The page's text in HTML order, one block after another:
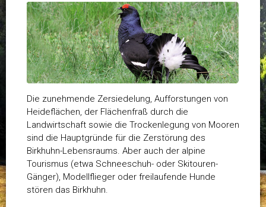
Die zunehmende Zersiedelung, Aufforstungen von
Heideflächen, der Flächenfraß durch die
Landwirtschaft sowie die Trockenlegung von Mooren
sind die Hauptgründe für die Zerstörung des
Birkhuhn-Lebensraums. Aber auch der alpine
Tourismus (etwa Schneeschuh- oder Skitouren-
Gänger), Modellflieger oder freilaufende Hunde
stören das Birkhuhn.